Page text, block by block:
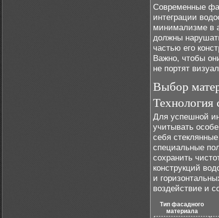
Современные
интеграции
минимализме в
должны
частью его
Важно, чтобы
не портят
Выбор
Технология
Для успешной
учитывать
себя
специальные
сохранить
конструкций
и
воздействие и
Тип фасадного
материала